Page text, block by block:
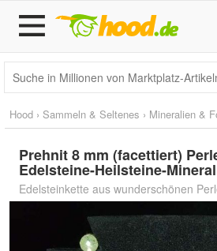
Hood › Sammeln & Seltenes › Mineralien &
Prehnit 8 mm (facettiert)
Edelsteine-Heilsteine-
Edelsteinkette aus wunderschönen